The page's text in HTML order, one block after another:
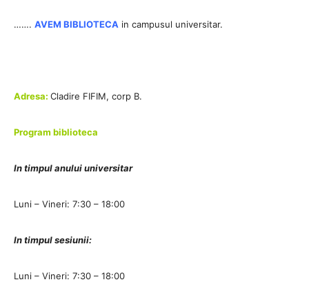
……. AVEM BIBLIOTECA in campusul universitar.
Adresa: Cladire FIFIM, corp B.
Program biblioteca
In timpul anului universitar
Luni – Vineri: 7:30 – 18:00
In timpul sesiunii:
Luni – Vineri: 7:30 – 18:00